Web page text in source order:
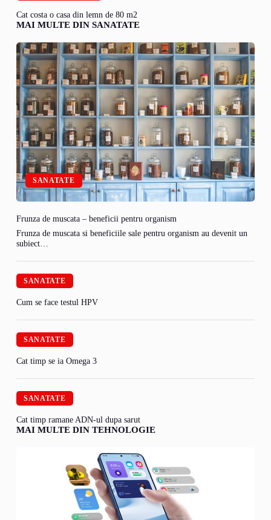
Cat costa o casa din lemn de 80 m2
MAI MULTE DIN SANATATE
SANATATE
Frunza de muscata – beneficii pentru organism
Frunza de muscata si beneficiile sale pentru organism au devenit un
subiect…
SANATATE
Cum se face testul HPV
SANATATE
Cat timp se ia Omega 3
SANATATE
Cat timp ramane ADN-ul dupa sarut
MAI MULTE DIN TEHNOLOGIE